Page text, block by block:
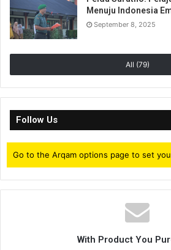
Menuju Indonesia
September 8, 2025
All (79)
Follow Us
Go to the Arqam options page to set
With Product You